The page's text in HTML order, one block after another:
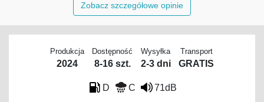
Zobacz szczegółowe opinie
Produkcja
2024
Dostępność
8-16 szt.
Wysyłka
2-3 dni
Transport
GRATIS
D C 71dB